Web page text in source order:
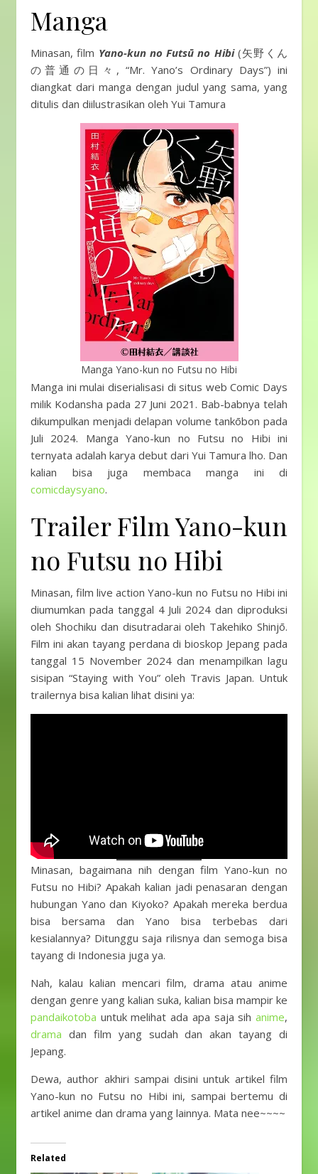
Manga
Minasan, film Yano-kun no Futsū no Hibi(矢野くん
の普通の日々, “Mr. Yano’s Ordinary Days”) ini
diangkat dari manga dengan judul yang sama, yang
ditulis dan diilustrasikan oleh Yui Tamura
Manga Yano-kun no Futsu no Hibi
Manga ini mulai diserialisasi di situs web Comic Days
milik Kodansha pada 27 Juni 2021. Bab-babnya telah
dikumpulkan menjadi delapan volume tankōbon pada
Juli 2024. Manga Yano-kun no Futsu no Hibi ini
ternyata adalah karya debut dari Yui Tamura lho. Dan
kalian bisa juga membaca manga ini di
comicdaysyano.
Trailer Film Yano-kun
no Futsu no Hibi
Minasan, film live action Yano-kun no Futsu no Hibi ini
diumumkan pada tanggal 4 Juli 2024 dan diproduksi
oleh Shochiku dan disutradarai oleh Takehiko Shinjō.
Film ini akan tayang perdana di bioskop Jepang pada
tanggal 15 November 2024 dan menampilkan lagu
sisipan “Staying with You” oleh Travis Japan. Untuk
trailernya bisa kalian lihat disini ya:
Minasan, bagaimana nih dengan film Yano-kun no
Futsu no Hibi? Apakah kalian jadi penasaran dengan
hubungan Yano dan Kiyoko? Apakah mereka berdua
bisa bersama dan Yano bisa terbebas dari
kesialannya? Ditunggu saja rilisnya dan semoga bisa
tayang di Indonesia juga ya.
Nah, kalau kalian mencari film, drama atau anime
dengan genre yang kalian suka, kalian bisa mampir ke
pandaikotoba untuk melihat ada apa saja sih anime,
drama dan film yang sudah dan akan tayang di
Jepang.
Dewa, author akhiri sampai disini untuk artikel film
Yano-kun no Futsu no Hibi ini, sampai bertemu di
artikel anime dan drama yang lainnya. Mata nee~~~~
Related